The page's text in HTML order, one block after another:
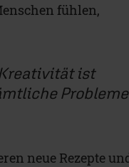
fühlen,
ist
Probleme
neue Rezepte